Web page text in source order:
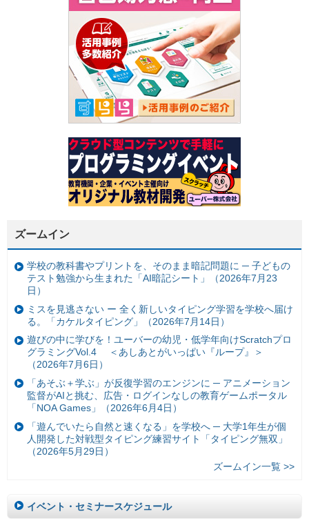
ズームイン
学校の教科書やプリントを、そのまま暗記問題に ─ 子どもの
テスト勉強から生まれた「AI暗記シート」（2026年7月23
日）
ミスを見逃さない ー 全く新しいタイピング学習を学校へ届け
る。「カケルタイピング」（2026年7月14日）
遊びの中に学びを！ユーバーの幼児・低学年向けScratchプロ
グラミングVol.4 ＜あしあとがいっぱい『ループ』＞
（2026年7月6日）
「あそぶ＋学ぶ」が反復学習のエンジンに ─ アニメーション
監督がAIと挑む、広告・ログインなしの教育ゲームポータル
「NOA Games」（2026年6月4日）
「遊んでいたら自然と速くなる」を学校へ ─ 大学1年生が個
人開発した対戦型タイピング練習サイト「タイピング無双」
（2026年5月29日）
ズームイン一覧 >>
イベント・セミナースケジュール